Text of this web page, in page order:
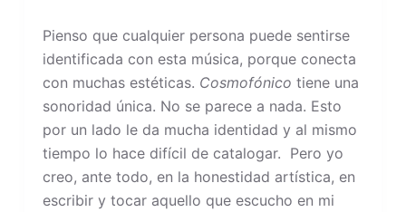
Pienso que cualquier persona puede sentirse
identificada con esta música, porque conecta
con muchas estéticas. Cosmofónico tiene una
sonoridad única. No se parece a nada. Esto
por un lado le da mucha identidad y al mismo
tiempo lo hace difícil de catalogar. Pero yo
creo, ante todo, en la honestidad artística, en
escribir y tocar aquello que escucho en mi